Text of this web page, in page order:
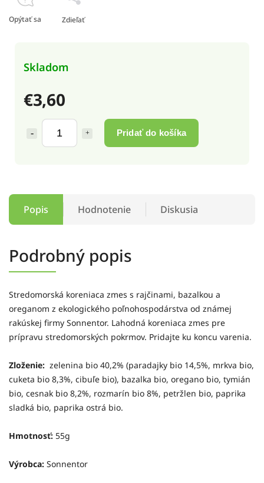
€3,60
Pridať do košíka
Skladom
Opýtať sa Zdieľať
Popis Hodnotenie Diskusia
Podrobný popis
Stredomorská koreniaca zmes s rajčinami, bazalkou a
oreganom z ekologického poľnohospodárstva od známej
rakúskej firmy Sonnentor. Lahodná koreniaca zmes pre
prípravu stredomorských pokrmov. Pridajte ku koncu varenia.
Zloženie: zelenina bio 40,2% (paradajky bio 14,5%, mrkva bio,
cuketa bio 8,3%, cibuľe bio), bazalka bio, oregano bio, tymián
bio, cesnak bio 8,2%, rozmarín bio 8%, petržlen bio, paprika
sladká bio, paprika ostrá bio.
Hmotnosť: 55g
Výrobca: Sonnentor